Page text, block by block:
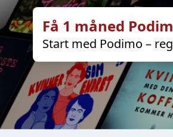
Få 1 måned
Start med Podimo –